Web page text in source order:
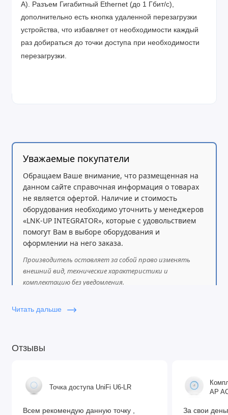
A). Разъем Гигабитный Ethernet (до 1 Гбит/с),
дополнительно есть кнопка удаленной перезагрузки
устройства, что избавляет от необходимости каждый
раз добираться до точки доступа при необходимости
перезагрузки.
Уважаемые покупатели
Обращаем Ваше внимание, что размещенная на
данном сайте справочная информация о товарах
не является офертой. Наличие и стоимость
оборудования необходимо уточнить у менеджеров
«LNK-UP INTEGRATOR», которые с удовольствием
помогут Вам в выборе оборудования и
оформлении на него заказа.
Производитель оставляет за собой право изменять
внешний вид, технические характеристики и
комплектацию без уведомления.
Читать дальше
Отзывы
Точка доступа UniFi U6-LR
Всем рекомендую данную точку ,
AP
За свои